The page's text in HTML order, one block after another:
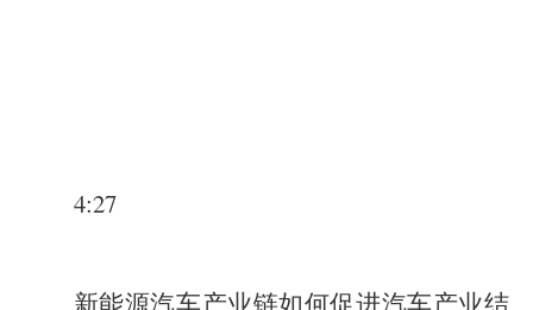
4:27
新能源汽车产业链如何促进汽车产业结